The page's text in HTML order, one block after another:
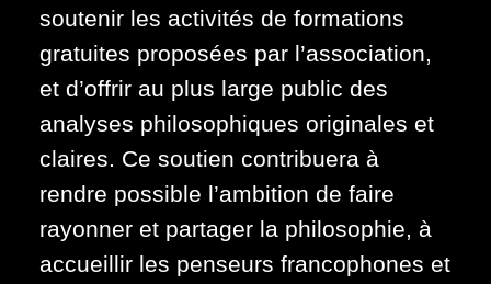
soutenir les activités de formations
gratuites proposées par l’association,
et d’offrir au plus large public des
analyses philosophiques originales et
claires. Ce soutien contribuera à
rendre possible l’ambition de faire
rayonner et partager la philosophie, à
accueillir les penseurs francophones et